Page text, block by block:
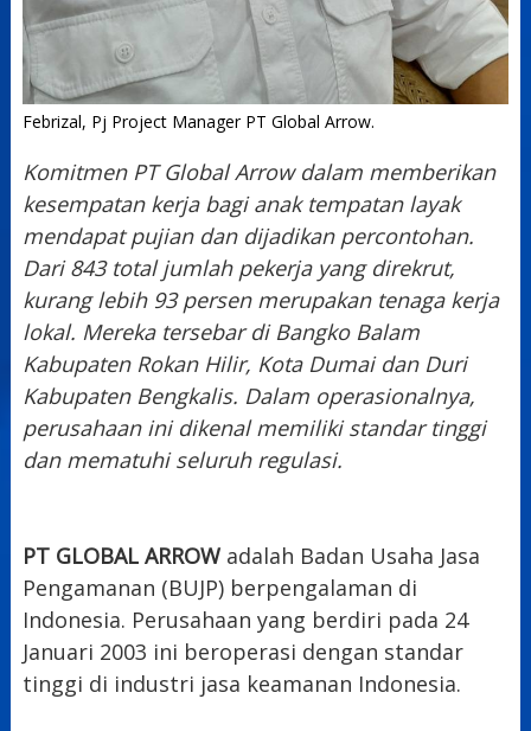
Febrizal, Pj Project Manager PT Global Arrow.
Komitmen PT Global Arrow dalam memberikan
kesempatan kerja bagi anak tempatan layak
mendapat pujian dan dijadikan percontohan.
Dari 843 total jumlah pekerja yang direkrut,
kurang lebih 93 persen merupakan tenaga kerja
lokal. Mereka tersebar di Bangko Balam
Kabupaten Rokan Hilir, Kota Dumai dan Duri
Kabupaten Bengkalis. Dalam operasionalnya,
perusahaan ini dikenal memiliki standar tinggi
dan mematuhi seluruh regulasi.
PT GLOBAL ARROWadalah Badan Usaha Jasa
Pengamanan (BUJP) berpengalaman di
Indonesia. Perusahaan yang berdiri pada 24
Januari 2003 ini beroperasi dengan standar
tinggi di industri jasa keamanan Indonesia.